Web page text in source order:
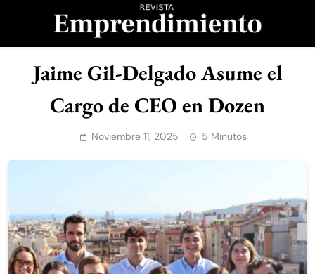
Revista
Emprendimiento
Jaime Gil-Delgado Asume el
Cargo de CEO en Dozen
Noviembre 11, 2025 5 Minutos